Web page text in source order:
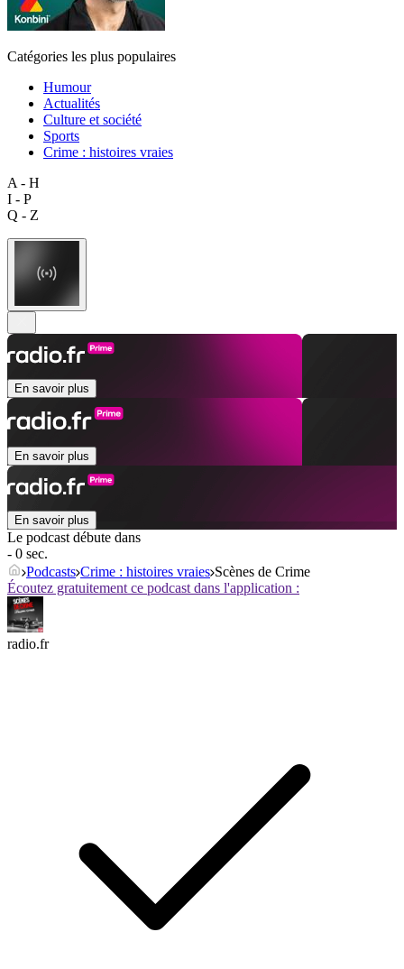
Catégories les plus populaires
Humour
Actualités
Culture et société
Sports
Crime : histoires vraies
A - H
I - P
Q - Z
En savoir plus
En savoir plus
En savoir plus
Le podcast débute dans
- 0 sec.
Podcasts Crime : histoires vraies Scènes de Crime
Écoutez gratuitement ce podcast dans l'application :
radio.fr